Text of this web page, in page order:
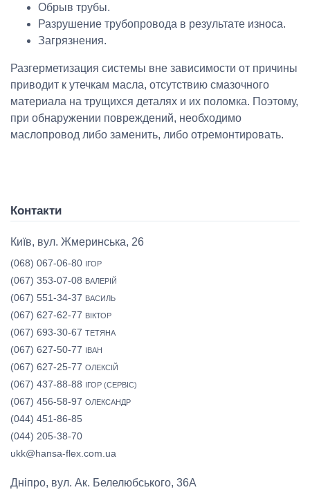
Обрыв трубы.
Разрушение трубопровода в результате износа.
Загрязнения.
Разгерметизация системы вне зависимости от причины
приводит к утечкам масла, отсутствию смазочного
материала на трущихся деталях и их поломка. Поэтому,
при обнаружении повреждений, необходимо
маслопровод либо заменить, либо отремонтировать.
Контакти
Київ, вул. Жмеринська, 26
(068) 067-06-80 ІГОР
(067) 353-07-08 ВАЛЕРІЙ
(067) 551-34-37 ВАСИЛЬ
(067) 627-62-77 ВІКТОР
(067) 693-30-67 ТЕТЯНА
(067) 627-50-77 ІВАН
(067) 627-25-77 ОЛЕКСІЙ
(067) 437-88-88 ІГОР (СЕРВІС)
(067) 456-58-97 ОЛЕКСАНДР
(044) 451-86-85
(044) 205-38-70
ukk@hansa-flex.com.ua
Дніпро, вул. Ак. Белелюбського, 36А